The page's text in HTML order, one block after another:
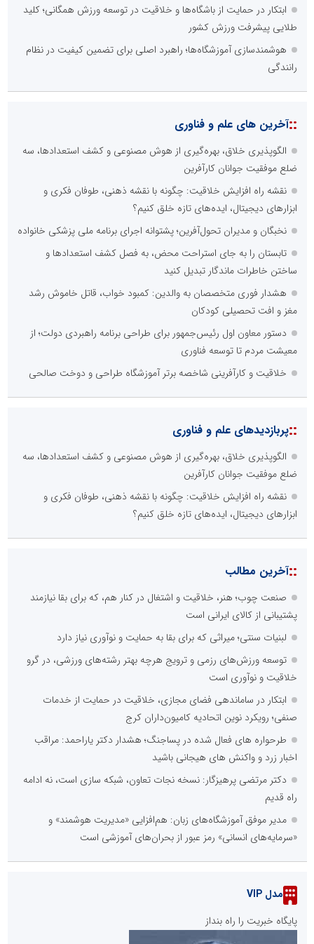
ابتکار در حمایت از باشگاه‌ها و خلاقیت در توسعه ورزش همگانی؛ کلید
طلایی پیشرفت ورزش کشور
هوشمندسازی آموزشگاه‌ها؛ راهبرد اصلی برای تضمین کیفیت در نظام
رانندگی
::آخرین های علم و فناوری
الگوپذیری خلاق، بهره‌گیری از هوش مصنوعی و کشف استعدادها، سه
ضلع موفقیت جوانان کارآفرین
نقشه راه افزایش خلاقیت: چگونه با نقشه ذهنی، طوفان فکری و
ابزارهای دیجیتال، ایده‌های تازه خلق کنیم؟
نخبگان و مدیران تحول‌آفرین؛ پشتوانه اجرای برنامه ملی پزشکی خانواده
تابستان را به جای استراحت محض، به فصل کشف استعدادها و
ساختن خاطرات ماندگار تبدیل کنید
هشدار فوری متخصصان به والدین: کمبود خواب، قاتل خاموش رشد
مغز و افت تحصیلی کودکان
دستور معاون اول رئیس‌جمهور برای طراحی برنامه راهبردی دولت؛ از
معیشت مردم تا توسعه فناوری
خلاقیت و کارآفرینی شاخصه برتر آموزشگاه طراحی و دوخت صالحی
::پربازدیدهای علم و فناوری
الگوپذیری خلاق، بهره‌گیری از هوش مصنوعی و کشف استعدادها، سه
ضلع موفقیت جوانان کارآفرین
نقشه راه افزایش خلاقیت: چگونه با نقشه ذهنی، طوفان فکری و
ابزارهای دیجیتال، ایده‌های تازه خلق کنیم؟
::آخرین مطالب
صنعت چوب؛ هنر، خلاقیت و اشتغال در کنار هم، که برای بقا نیازمند
پشتیبانی از کالای ایرانی است
لبنیات سنتی؛ میراثی که برای بقا به حمایت و نوآوری نیاز دارد
توسعه ورزش‌های رزمی و ترویج هرچه بهتر رشته‌های ورزشی، در گرو
خلاقیت و نوآوری است
ابتکار در ساماندهی فضای مجازی، خلاقیت در حمایت از خدمات
صنفی؛ رویکرد نوین اتحادیه کامیون‌داران کرج
طرحواره های فعال شده در پساجنگ؛ هشدار دکتر یاراحمد: مراقب
اخبار زرد و واکنش های هیجانی باشید
دکتر مرتضی پرهیزگار: نسخه نجات تعاون، شبکه سازی است، نه ادامه
راه قدیم
مدیر موفق آموزشگاه‌های زبان: هم‌افزایی «مدیریت هوشمند» و
«سرمایه‌های انسانی» رمز عبور از بحران‌های آموزشی است
مدل VIP
پایگاه خبریت را راه بنداز